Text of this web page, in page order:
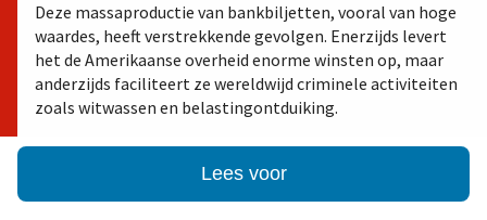
Deze massaproductie van bankbiljetten, vooral van hoge
waardes, heeft verstrekkende gevolgen. Enerzijds levert
het de Amerikaanse overheid enorme winsten op, maar
anderzijds faciliteert ze wereldwijd criminele activiteiten
zoals witwassen en belastingontduiking.
Lees voor